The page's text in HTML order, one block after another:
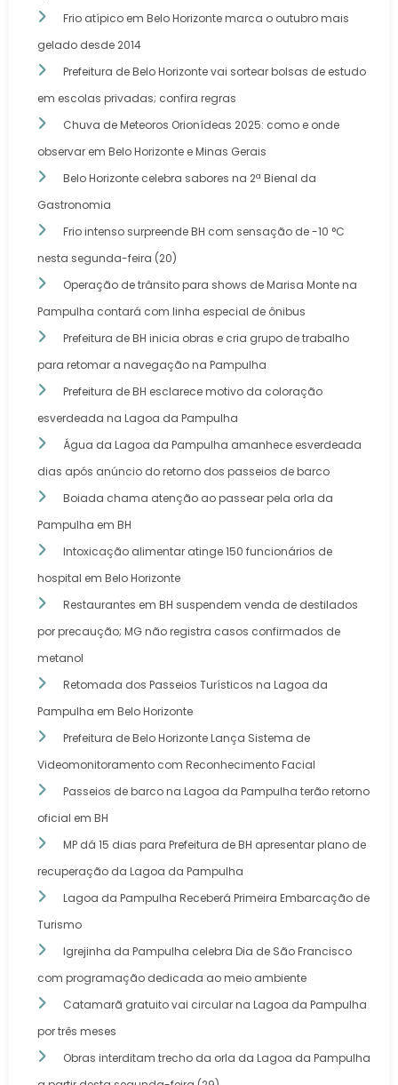
Frio atípico em Belo Horizonte marca o outubro mais
gelado desde 2014
Prefeitura de Belo Horizonte vai sortear bolsas de estudo
em escolas privadas; confira regras
Chuva de Meteoros Orionídeas 2025: como e onde
observar em Belo Horizonte e Minas Gerais
Belo Horizonte celebra sabores na 2ª Bienal da
Gastronomia
Frio intenso surpreende BH com sensação de -10 °C
nesta segunda-feira (20)
Operação de trânsito para shows de Marisa Monte na
Pampulha contará com linha especial de ônibus
Prefeitura de BH inicia obras e cria grupo de trabalho
para retomar a navegação na Pampulha
Prefeitura de BH esclarece motivo da coloração
esverdeada na Lagoa da Pampulha
Água da Lagoa da Pampulha amanhece esverdeada
dias após anúncio do retorno dos passeios de barco
Boiada chama atenção ao passear pela orla da
Pampulha em BH
Intoxicação alimentar atinge 150 funcionários de
hospital em Belo Horizonte
Restaurantes em BH suspendem venda de destilados
por precaução; MG não registra casos confirmados de
metanol
Retomada dos Passeios Turísticos na Lagoa da
Pampulha em Belo Horizonte
Prefeitura de Belo Horizonte Lança Sistema de
Videomonitoramento com Reconhecimento Facial
Passeios de barco na Lagoa da Pampulha terão retorno
oficial em BH
MP dá 15 dias para Prefeitura de BH apresentar plano de
recuperação da Lagoa da Pampulha
Lagoa da Pampulha Receberá Primeira Embarcação de
Turismo
Igrejinha da Pampulha celebra Dia de São Francisco
com programação dedicada ao meio ambiente
Catamarã gratuito vai circular na Lagoa da Pampulha
por três meses
Obras interditam trecho da orla da Lagoa da Pampulha